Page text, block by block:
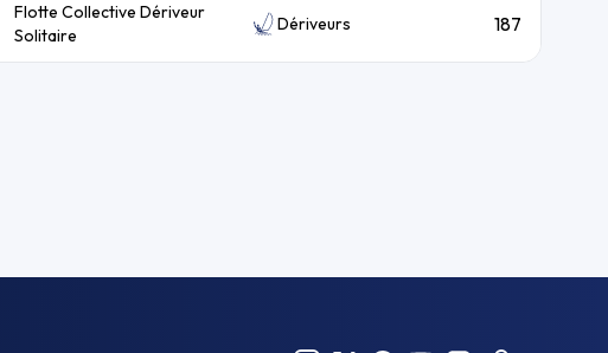
Flotte Collective Dériveur
Solitaire
Dériveurs 187